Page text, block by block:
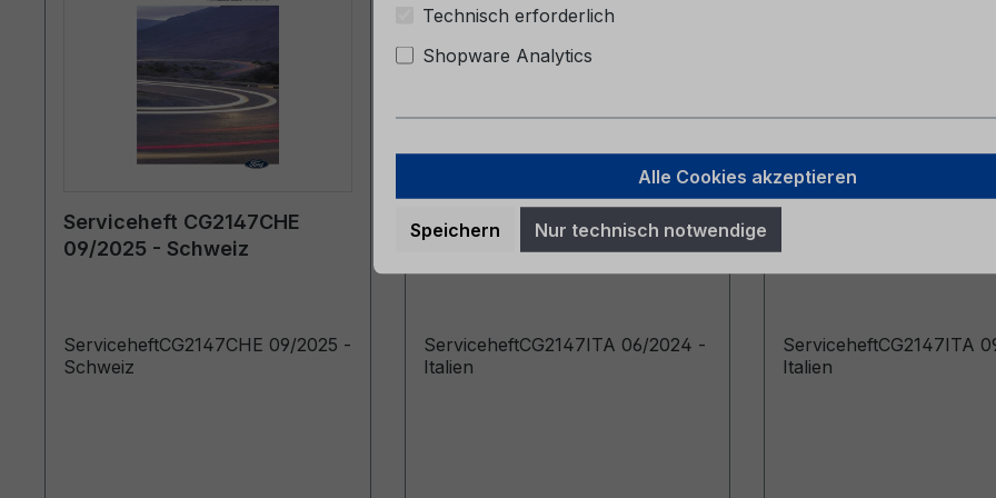
Serviceheft CG2147CHE
09/2025 - Schweiz
ServiceheftCG2147CHE 09/2025 -
Schweiz
Serviceheft CG2147ITA
06/2024 - Italien
ServiceheftCG2147ITA 06/2024 -
Italien
ServiceheftCG2147ITA
Italien
Technisch erforderlich
Shopware Analytics
Alle Cookies akzeptieren
Speichern Nur technisch notwendige